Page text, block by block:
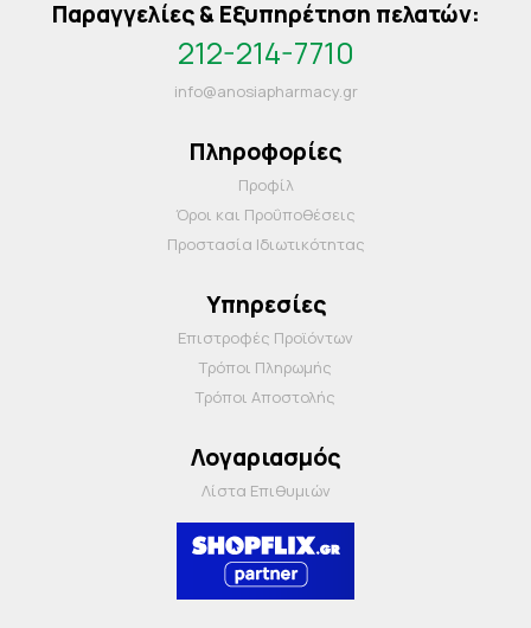
Παραγγελίες & Εξυπηρέτηση πελατών:
212-214-7710
info@anosiapharmacy.gr
Πληροφορίες
Προφίλ
Όροι και Προΰποθέσεις
Προστασία Ιδιωτικότητας
Υπηρεσίες
Επιστροφές Προϊόντων
Τρόποι Πληρωμής
Τρόποι Αποστολής
Λογαριασμός
Λίστα Επιθυμιών